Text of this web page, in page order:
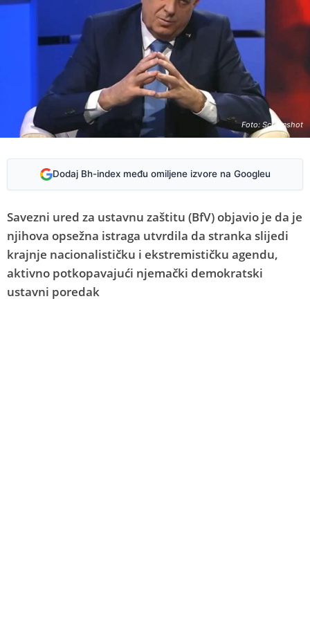
Foto: Screenshot
Dodaj Bh-index među omiljene izvore na Googleu
Savezni ured za ustavnu zaštitu (BfV) objavio je da je
njihova opsežna istraga utvrdila da stranka slijedi
krajnje nacionalističku i ekstremističku agendu,
aktivno potkopavajući njemački demokratski
ustavni poredak